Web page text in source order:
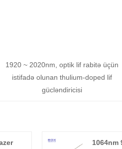
1920 ~ 2020nm, optik lif rabitə üçün
istifadə olunan thulium-doped lif
gücləndiricisi
1064nm